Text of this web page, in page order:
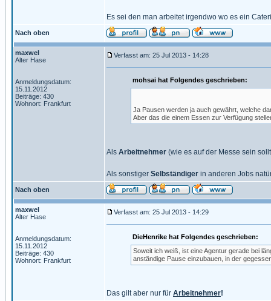
Es sei den man arbeitet irgendwo wo es ein
Nach oben
maxwel
Alter Hase
Anmeldungsdatum:
15.11.2012
Beiträge: 430
Wohnort: Frankfurt
Verfasst am: 25 Jul 2013 - 14:28
mohsai hat Folgendes geschrieben:
Ja Pausen werden ja auch gewährt, welche
Aber das die einem Essen zur Verfügung
Als Arbeitnehmer (wie es auf der Messe sein
Als sonstiger Selbständiger in anderen Jobs
Nach oben
maxwel
Alter Hase
Anmeldungsdatum:
15.11.2012
Beiträge: 430
Wohnort: Frankfurt
Verfasst am: 25 Jul 2013 - 14:29
DieHenrike hat Folgendes geschrieben:
Soweit ich weiß, ist eine Agentur gerade bei
anständige Pause einzubauen, in der
Das gilt aber nur für Arbeitnehmer!